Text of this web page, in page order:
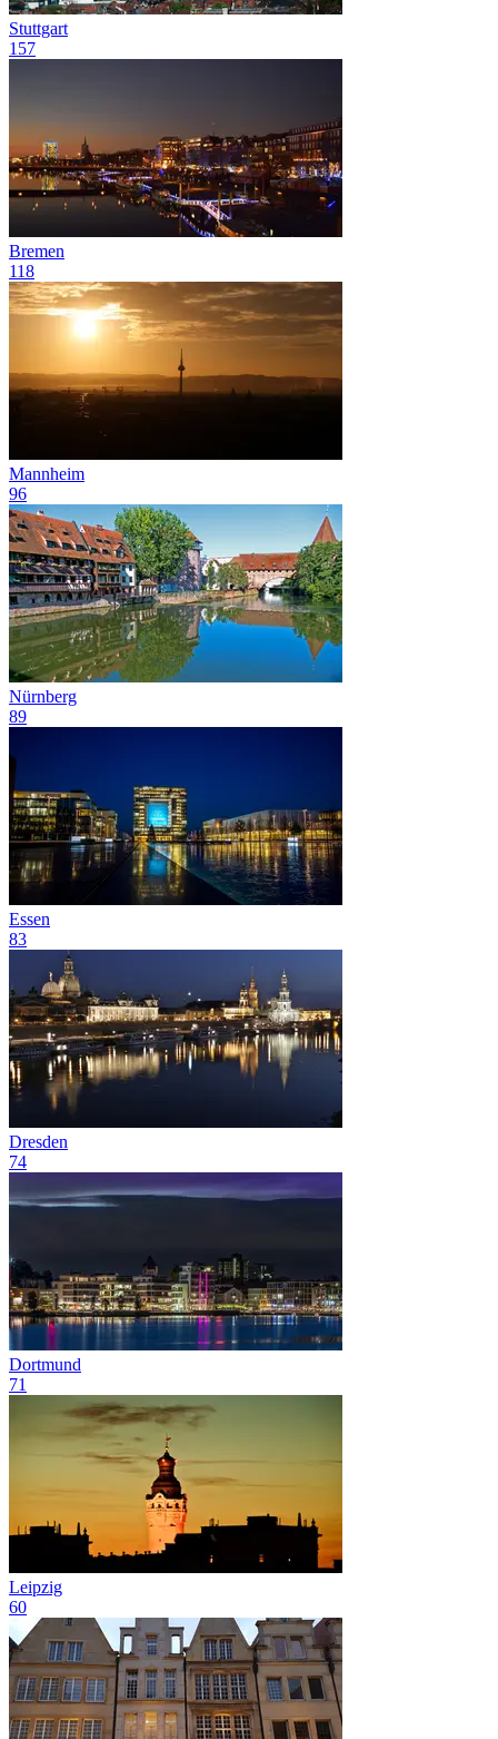
Stuttgart
157
Bremen
118
Mannheim
96
Nürnberg
89
Essen
83
Dresden
74
Dortmund
71
Leipzig
60